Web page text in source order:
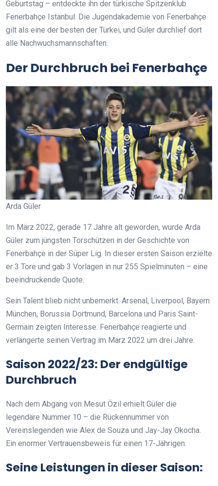
Geburtstag – entdeckte ihn der türkische Spitzenklub
Fenerbahçe Istanbul. Die Jugendakademie von Fenerbahçe
gilt als eine der besten der Türkei, und Güler durchlief dort
alle Nachwuchsmannschaften.
Der Durchbruch bei Fenerbahçe
Arda Güler
Im März 2022, gerade 17 Jahre alt geworden, wurde Arda
Güler zum jüngsten Torschützen in der Geschichte von
Fenerbahçe in der Süper Lig. In dieser ersten Saison erzielte
er 3 Tore und gab 3 Vorlagen in nur 255 Spielminuten – eine
beeindruckende Quote.
Sein Talent blieb nicht unbemerkt. Arsenal, Liverpool, Bayern
München, Borussia Dortmund, Barcelona und Paris Saint-
Germain zeigten Interesse. Fenerbahçe reagierte und
verlängerte seinen Vertrag im März 2022 um drei Jahre.
Saison 2022/23: Der endgültige
Durchbruch
Nach dem Abgang von Mesut Özil erhielt Güler die
legendäre Nummer 10 – die Rückennummer von
Vereinslegenden wie Alex de Souza und Jay-Jay Okocha.
Ein enormer Vertrauensbeweis für einen 17-Jährigen.
Seine Leistungen in dieser Saison: